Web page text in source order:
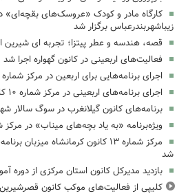
کارگاه مادر و کودک «عروسک‌های بقچه‌ای»
زیباشهربندرعباس برگزار شد
قصه، هندسه و عطر پیتزا؛ تجربه ای شیرین
فعالیت‌های اربعینی در کانون گهواره اجرا شد
اجرای برنامه‌هایی برای اربعین در مرکز شماره ۳ کانون اسلام‌آباد غرب
اجرای برنامه‌های اربعینی در مرکز شماره ۱۰ کانون کرمانشاه
برنامه‌های کانون گیلانغرب در سوگ سالار
ویژه‌برنامه «به یاد بچه‌های میناب» در مرکز شماره ۱۱ کانون کرمانشاه
مرکز شماره ۱۳ کانون کرمانشاه
شد
بازدید مدیرکل کانون استان مرکزی از دوره
کلیپی از فعالیت‌های موکب کانون